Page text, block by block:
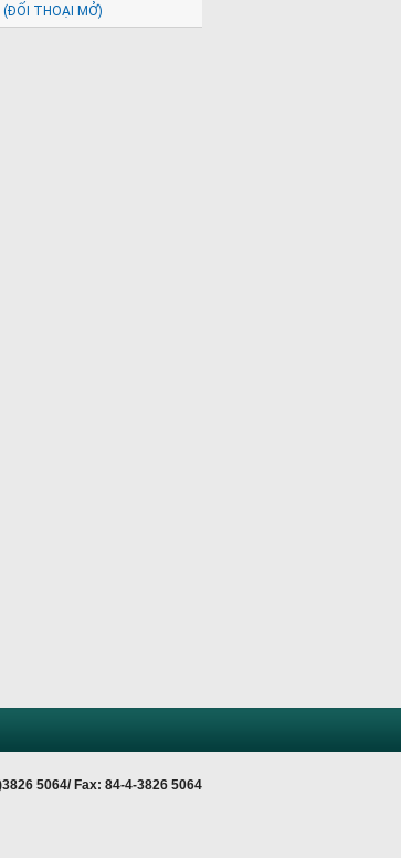
(ĐỐI THOẠI MỞ)
5064/ Fax: 84-4-3826 5064